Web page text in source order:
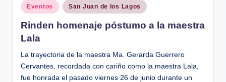
Publicado
en
Eventos San Juan de los Lagos
Rinden homenaje póstumo a la maestra
Lala
La trayectoria de la maestra Ma. Gerarda Guerrero
Cervantes, recordada con cariño como la maestra Lala,
fue honrada el pasado viernes 26 de junio durante un